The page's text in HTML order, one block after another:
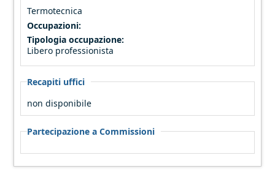
Termotecnica
Occupazioni:
Tipologia occupazione:
Libero professionista
Recapiti uffici
non disponibile
Partecipazione a Commissioni